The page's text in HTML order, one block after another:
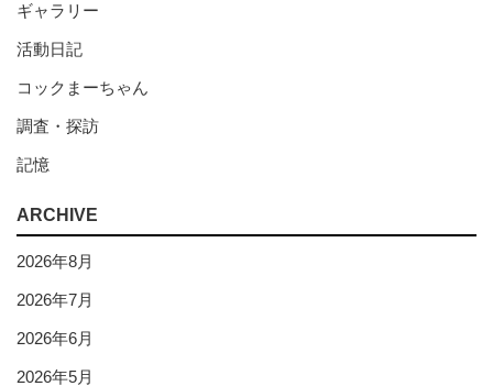
ギャラリー
活動日記
コックまーちゃん
調査・探訪
記憶
ARCHIVE
2026年8月
2026年7月
2026年6月
2026年5月